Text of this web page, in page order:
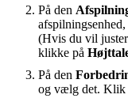
På den
(Hvis du vil
klikke på
På den
og vælg det. Klik